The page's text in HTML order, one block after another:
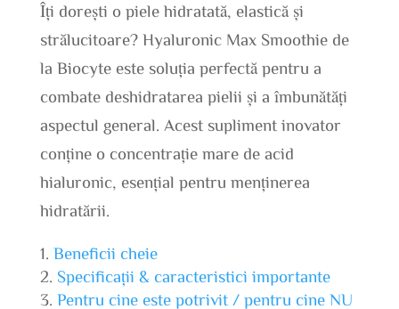
Îți dorești o piele hidratată, elastică și
strălucitoare? Hyaluronic Max Smoothie de
la Biocyte este soluția perfectă pentru a
combate deshidratarea pielii și a îmbunătăți
aspectul general. Acest supliment inovator
conține o concentrație mare de acid
hialuronic, esențial pentru menținerea
hidratării.
Beneficii cheie
Specificații & caracteristici importante
Pentru cine este potrivit / pentru cine NU